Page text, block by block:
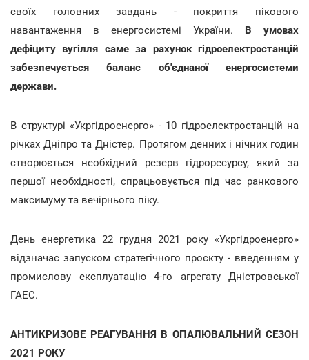
своїх головних завдань - покриття пікового
навантаження в енергосистемі України. В умовах
дефіциту вугілля саме за рахунок гідроелектростанцій
забезпечується баланс об'єднаної енергосистеми
держави.
В структурі «Укргідроенерго» - 10 гідроелектростанцій на
річках Дніпро та Дністер. Протягом денних і нічних годин
створюється необхідний резерв гідроресурсу, який за
першої необхідності, спрацьовується під час ранкового
максимуму та вечірнього піку.
День енергетика 22 грудня 2021 року «Укргідроенерго»
відзначає запуском стратегічного проєкту - введенням у
промислову експлуатацію 4-го агрегату Дністровської
ГАЕС.
АНТИКРИЗОВЕ РЕАГУВАННЯ В ОПАЛЮВАЛЬНИЙ СЕЗОН
2021 РОКУ